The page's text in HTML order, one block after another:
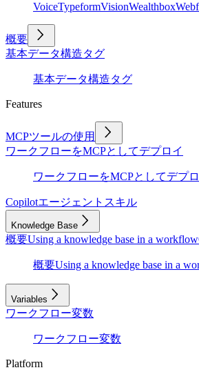
VoiceTypeformVisionWealthbox
概要
基本データ構造タグ
基本データ構造タグ
Features
MCPツールの使用
ワークフローをMCPとしてデプロイ
ワークフローをMCPとしてデプ
Copilotエージェントスキル
Knowledge Base
概要Using a knowledge base in a workflow
概要Using a knowledge base in a
Variables
ワークフロー変数
ワークフロー変数
Platform